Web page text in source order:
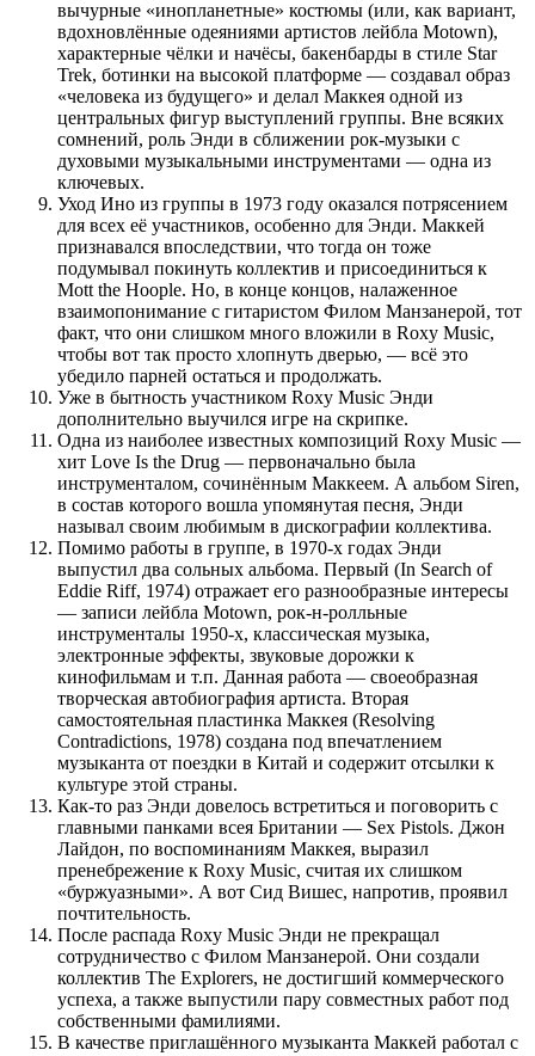
вычурные «инопланетные» костюмы (или, как вариант,
вдохновлённые одеяниями артистов лейбла Motown),
характерные чёлки и начёсы, бакенбарды в стиле Star
Trek, ботинки на высокой платформе — создавал образ
«человека из будущего» и делал Маккея одной из
центральных фигур выступлений группы. Вне всяких
сомнений, роль Энди в сближении рок-музыки с
духовыми музыкальными инструментами — одна из
ключевых.
Уход Ино из группы в 1973 году оказался потрясением
для всех её участников, особенно для Энди. Маккей
признавался впоследствии, что тогда он тоже
подумывал покинуть коллектив и присоединиться к
Mott the Hoople. Но, в конце концов, налаженное
взаимопонимание с гитаристом Филом Манзанерой, тот
факт, что они слишком много вложили в Roxy Music,
чтобы вот так просто хлопнуть дверью, — всё это
убедило парней остаться и продолжать.
Уже в бытность участником Roxy Music Энди
дополнительно выучился игре на скрипке.
Одна из наиболее известных композиций Roxy Music —
хит Love Is the Drug — первоначально была
инструменталом, сочинённым Маккеем. А альбом Siren,
в состав которого вошла упомянутая песня, Энди
называл своим любимым в дискографии коллектива.
Помимо работы в группе, в 1970-х годах Энди
выпустил два сольных альбома. Первый (In Search of
Eddie Riff, 1974) отражает его разнообразные интересы
— записи лейбла Motown, рок-н-ролльные
инструменталы 1950-х, классическая музыка,
электронные эффекты, звуковые дорожки к
кинофильмам и т.п. Данная работа — своеобразная
творческая автобиография артиста. Вторая
самостоятельная пластинка Маккея (Resolving
Contradictions, 1978) создана под впечатлением
музыканта от поездки в Китай и содержит отсылки к
культуре этой страны.
Как-то раз Энди довелось встретиться и поговорить с
главными панками всея Британии — Sex Pistols. Джон
Лайдон, по воспоминаниям Маккея, выразил
пренебрежение к Roxy Music, считая их слишком
«буржуазными». А вот Сид Вишес, напротив, проявил
почтительность.
После распада Roxy Music Энди не прекращал
сотрудничество с Филом Манзанерой. Они создали
коллектив The Explorers, не достигший коммерческого
успеха, а также выпустили пару совместных работ под
собственными фамилиями.
В качестве приглашённого музыканта Маккей работал с